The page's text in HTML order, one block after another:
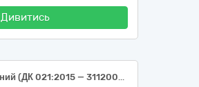
Дивитись
Генератор дизельний (ДК 021:2015 — 31120000-3 Генератори)